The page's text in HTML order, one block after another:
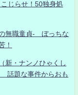
じらせ！50独身処
無職童貞- ぼっちな
！
新・ナンノひゃくし
話題な事件からおも